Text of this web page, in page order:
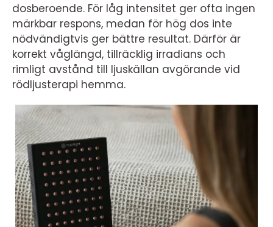
dosberoende. För låg intensitet ger ofta ingen
märkbar respons, medan för hög dos inte
nödvändigtvis ger bättre resultat. Därför är
korrekt våglängd, tillräcklig irradians och
rimligt avstånd till ljuskällan avgörande vid
rödljusterapi hemma.